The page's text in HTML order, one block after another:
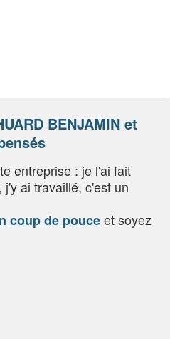
BENJAMIN et
entreprise : je l'ai fait
ai travaillé, c'est un
coup de pouceet soyez